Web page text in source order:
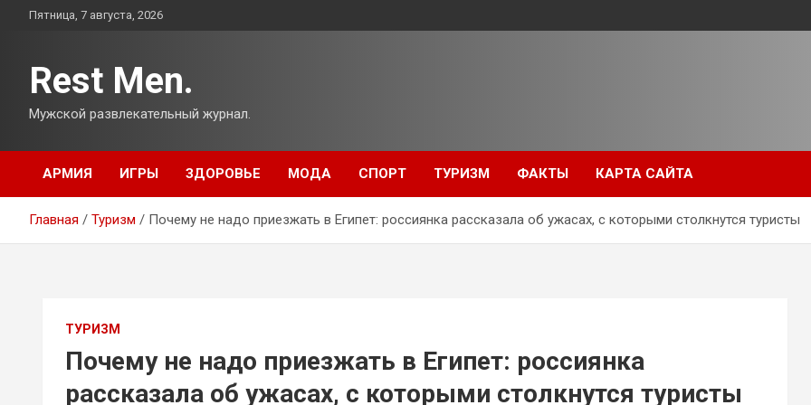
ПерейтиПятница, 7 августа, 2026
Rest Men.
Мужской развлекательный журнал.
АРМИЯ ИГРЫ ЗДОРОВЬЕ МОДА СПОРТ ТУРИЗМ ФАКТЫ КАРТА САЙТА
Главная Туризм Почему не надо приезжать в Египет: россиянка рассказала об ужасах, с которыми столкнутся туристы
ТУРИЗМ
Почему не надо приезжать в Египет: россиянка
рассказала об ужасах, с которыми столкнутся туристы